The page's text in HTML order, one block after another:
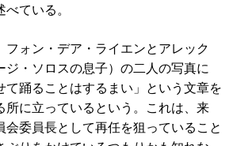
ている。
ォン・デア・ライエンとアレック
ジ・ソロスの息子）の二人の写真に
て踊ることはするまい」という文章を
所に立っているという。これは、来
会委員長として再任を狙っていること